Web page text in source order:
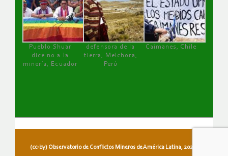
Pueblo Shuar
dice no a la
minería, Ecuador
defensora de la
tierra, Melchora,
Perú
Caimanes, Chile
(cc-by) Observatorio de Conflictos Mineros de América Latina, 2026